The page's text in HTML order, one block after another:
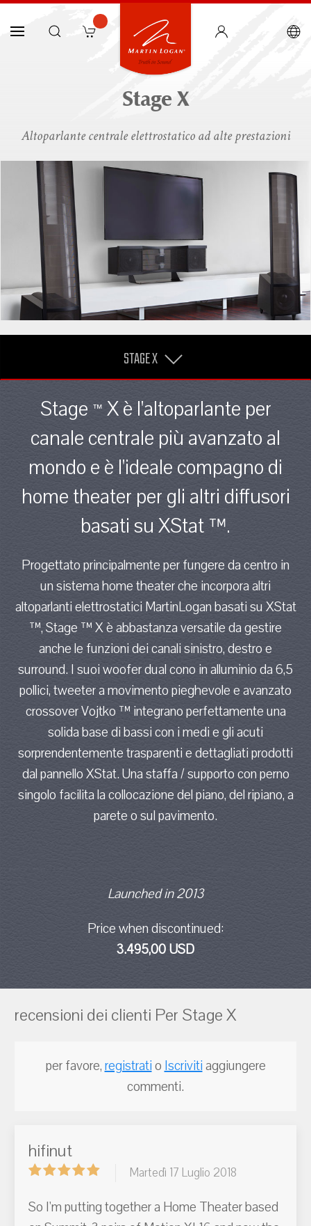
Stage X
Altoparlante centrale elettrostatico ad alte prestazioni
STAGE X
Stage ™ X è l'altoparlante per
canale centrale più avanzato al
mondo e è l'ideale compagno di
home theater per gli altri diffusori
basati su XStat ™.
Progettato principalmente per fungere da centro in
un sistema home theater che incorpora altri
altoparlanti elettrostatici MartinLogan basati su XStat
™, Stage ™ X è abbastanza versatile da gestire
anche le funzioni dei canali sinistro, destro e
surround. I suoi woofer dual cono in alluminio da 6,5
pollici, tweeter a movimento pieghevole e avanzato
crossover Vojtko ™ integrano perfettamente una
solida base di bassi con i medi e gli acuti
sorprendentemente trasparenti e dettagliati prodotti
dal pannello XStat. Una staffa / supporto con perno
singolo facilita la collocazione del piano, del ripiano, a
parete o sul pavimento.
Launched in 2013
Price when discontinued:
3.495,00 USD
recensioni dei clienti Per Stage X
per favore,registratio Iscrivitiaggiungere
commenti.
hifinut
Martedì 17 Luglio 2018
So I'm putting together a Home Theater based